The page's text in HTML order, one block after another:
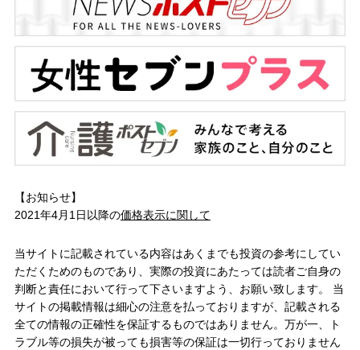
【お知らせ】
2021年4月1日以降の価格表示に関して
当サイトに記載されている内容はあくまでも投資の参考にしてい
ただくためのものであり、実際の投資にあたっては読者ご自身の
判断と責任において行って下さいますよう、お願い致します。 当
サイトの掲載情報は細心の注意を払っておりますが、記載される
全ての情報の正確性を保証するものではありません。万が一、ト
ラブル等の損失が被っても損害等の保証は一切行っておりません